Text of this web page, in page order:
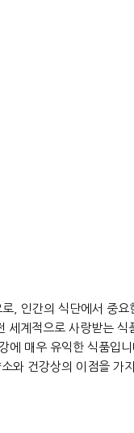
, 인간의 식단에서 중
세계적으로 사랑받는 식
에 매우 유익한 식품입
와 건강상의 이점을 가